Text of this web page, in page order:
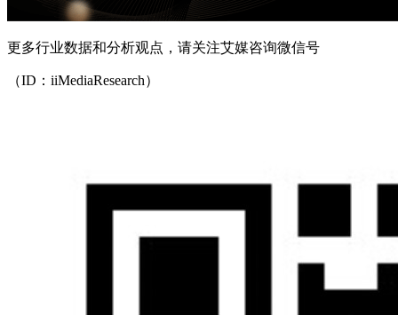
更多行业数据和分析观点，请关注艾媒咨询微信号
（ID：iiMediaResearch）